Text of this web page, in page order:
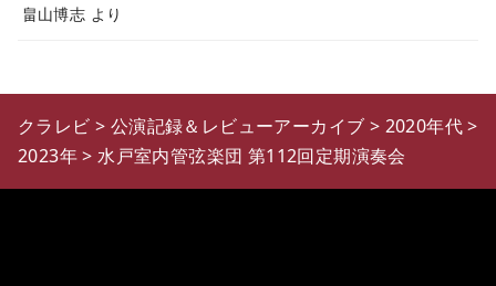
畠山博志 より
クラレビ > 公演記録＆レビューアーカイブ > 2020年代>
2023年>水戸室内管弦楽団 第112回定期演奏会